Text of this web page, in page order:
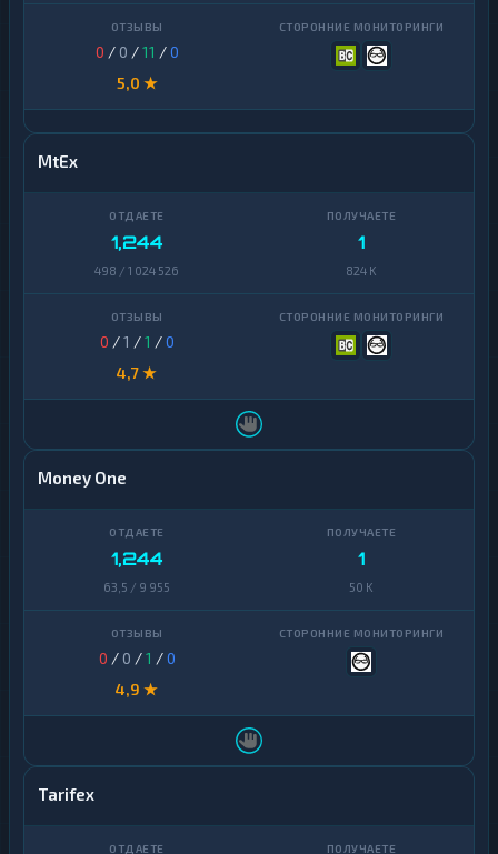
0 / 0 /11 /0
5,0 ★
MtEx
1,244
498 / 1 024 526
1
824 K
0 /1 /1 /0
4,7 ★
Money One
1,244
63,5 / 9 955
1
50 K
0 / 0 /1 /0
4,9 ★
Tarifex